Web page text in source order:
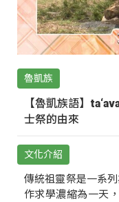
魯凱族
【魯凱族語】
士祭的由來
文化介紹
傳統祖靈祭是一系
作求學濃縮為一天